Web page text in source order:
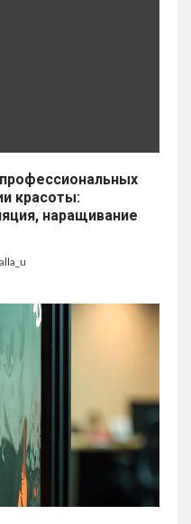
красоты:
наращивание